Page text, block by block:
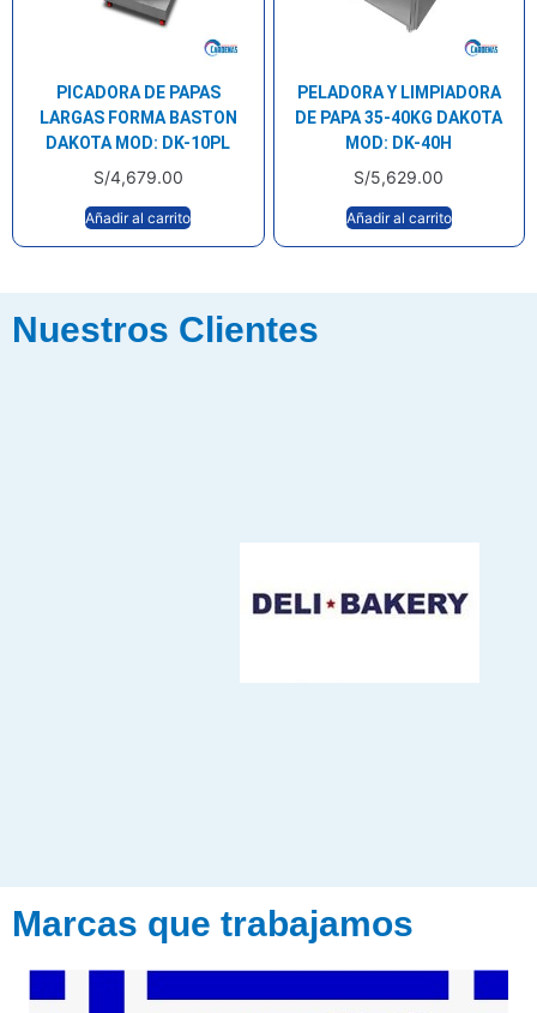
PICADORA DE PAPAS
LARGAS FORMA BASTON
DAKOTA MOD: DK-10PL
S/4,679.00
Añadir al carrito
PELADORA Y LIMPIADORA
DE PAPA 35-40KG DAKOTA
MOD: DK-40H
S/5,629.00
Añadir al carrito
Nuestros Clientes
Marcas que trabajamos